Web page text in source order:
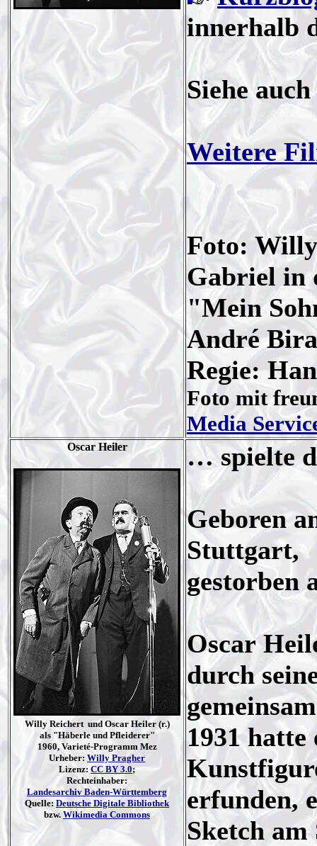
innerhalb
Siehe auch
Weitere
Foto:
Gabriel in
"Mein
André
Regie:
Foto mit
Media
Oscar Heiler
Willy Reichert und Oscar Heiler (r.)
als "Häberle und Pfleiderer"
1960, Varieté-Programm Mez
Urheber: Willy Pragher
Lizenz: CC BY 3.0;
Rechteinhaber:
Landesarchiv Baden-Württemberg
Quelle: Deutsche Digitale Bibliothek
bzw.Wikimedia Commons
… spielte
Geboren
Stuttgart,
gestorben
Oscar
durch
1931
erfunden,
Sketch